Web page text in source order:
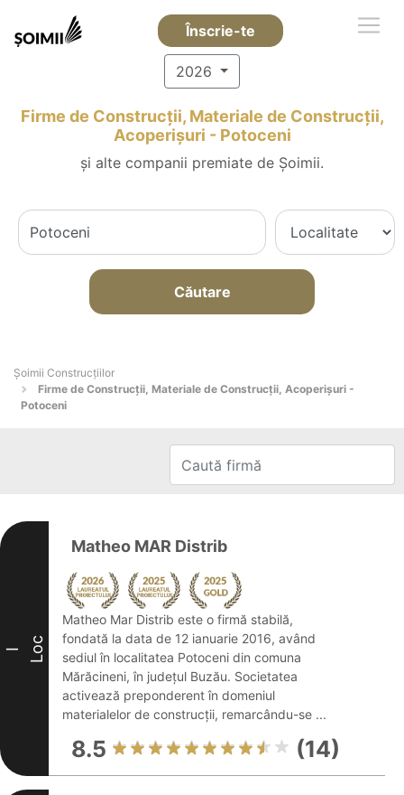
Înscrie-te
2026
Firme de Construcții, Materiale de Construcții,
Acoperișuri - Potoceni
și alte companii premiate de Șoimii.
Căutare
Șoimii Construcțiilor
Firme de Construcții, Materiale de Construcții, Acoperișuri -
Potoceni
I Loc
Matheo MAR Distrib
Matheo Mar Distrib este o firmă stabilă,
fondată la data de 12 ianuarie 2016, având
sediul în localitatea Potoceni din comuna
Mărăcineni, în județul Buzău. Societatea
activează preponderent în domeniul
materialelor de construcții, remarcându-se ...
8.5 (14)